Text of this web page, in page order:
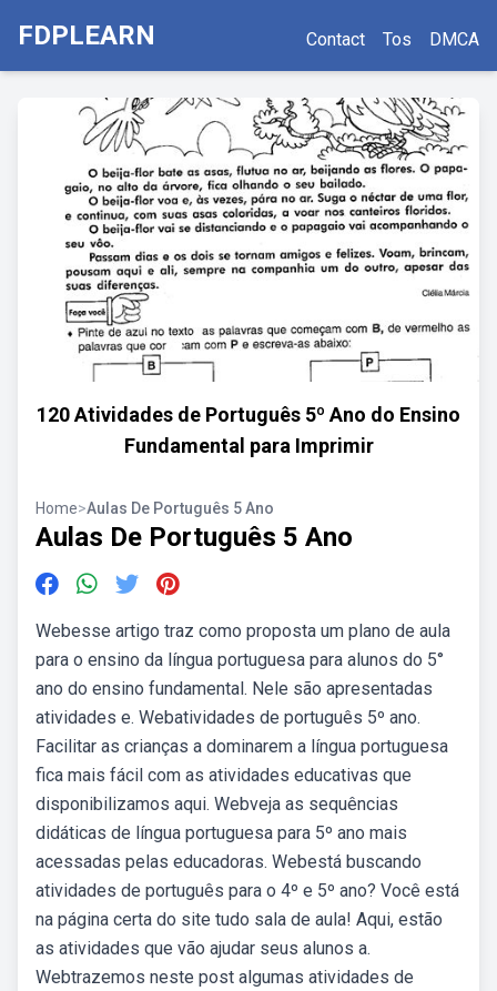
FDPLEARN Contact Tos DMCA
120 Atividades de Português 5º Ano do Ensino
Fundamental para Imprimir
Home>Aulas De Português 5 Ano
Aulas De Português 5 Ano
Webesse artigo traz como proposta um plano de aula
para o ensino da língua portuguesa para alunos do 5°
ano do ensino fundamental. Nele são apresentadas
atividades e. Webatividades de português 5º ano.
Facilitar as crianças a dominarem a língua portuguesa
fica mais fácil com as atividades educativas que
disponibilizamos aqui. Webveja as sequências
didáticas de língua portuguesa para 5º ano mais
acessadas pelas educadoras. Webestá buscando
atividades de português para o 4º e 5º ano? Você está
na página certa do site tudo sala de aula! Aqui, estão
as atividades que vão ajudar seus alunos a.
Webtrazemos neste post algumas atividades de